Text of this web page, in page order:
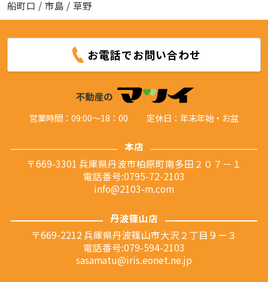
船町口 / 市島 / 草野
お電話でお問い合わせ
営業時間：09:00～18：00 定休日：年末年始・お盆
本店
〒669-3301 兵庫県丹波市柏原町南多田２０７－１
電話番号:0795-72-2103
info@2103-m.com
丹波篠山店
〒669-2212 兵庫県丹波篠山市大沢２丁目９ー３
電話番号:079-594-2103
sasamatu@iris.eonet.ne.jp